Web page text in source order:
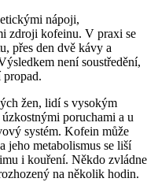
nápoji,
zdroji kofeinu. V praxi se
přes den dvě kávy a
není soustředění,
propad.
žen, lidí s vysokým
poruchami a u
systém. Kofein může
jeho metabolismus se liší
i kouření. Někdo zvládne
na několik hodin.